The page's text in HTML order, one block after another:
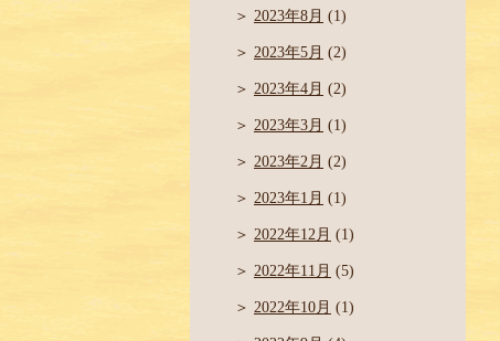
2023年8月 (1)
2023年5月 (2)
2023年4月 (2)
2023年3月 (1)
2023年2月 (2)
2023年1月 (1)
2022年12月 (1)
2022年11月 (5)
2022年10月 (1)